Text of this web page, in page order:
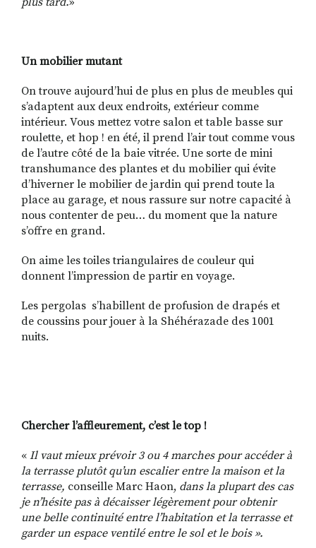
Un mobilier mutant
On trouve aujourd’hui de plus en plus de meubles qui
s’adaptent aux deux endroits, extérieur comme
intérieur. Vous mettez votre salon et table basse sur
roulette, et hop ! en été, il prend l’air tout comme vous
de l’autre côté de la baie vitrée. Une sorte de mini
transhumance des plantes et du mobilier qui évite
d’hiverner le mobilier de jardin qui prend toute la
place au garage, et nous rassure sur notre capacité à
nous contenter de peu… du moment que la nature
s’offre en grand.
On aime les toiles triangulaires de couleur qui
donnent l’impression de partir en voyage.
Les pergolas s’habillent de profusion de drapés et
de coussins pour jouer à la Shéhérazade des 1001
nuits.
Chercher l’affleurement, c’est le top !
« Il vaut mieux prévoir 3 ou 4 marches pour accéder à
la terrasse plutôt qu’un escalier entre la maison et la
terrasse, conseille Marc Haon, dans la plupart des cas
je n’hésite pas à décaisser légèrement pour obtenir
une belle continuité entre l’habitation et la terrasse et
garder un espace ventilé entre le sol et le bois ».